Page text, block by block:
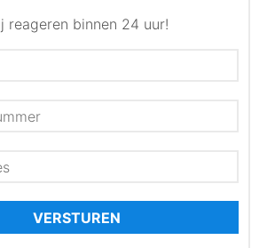
reageren binnen 24 uur!
VERSTUREN